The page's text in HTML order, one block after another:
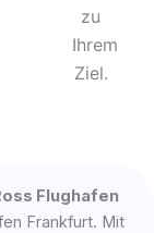
zu
Ihrem
Ziel.
Flughafen
Frankfurt. Mit